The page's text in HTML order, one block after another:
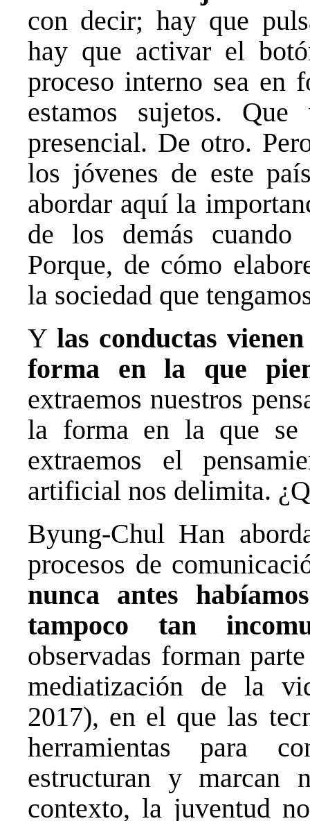
con decir; hay que
hay que activar el
proceso interno sea en
estamos sujetos.
presencial. De otro.
los jóvenes de este
abordar aquí la
de los demás cuando
Porque, de cómo
la sociedad que
Y las conductas
forma en la que
extraemos nuestros
la forma en la que
extraemos el
artificial nos delimita.
Byung-Chul Han
procesos de
nunca antes
tampoco tan
observadas forman
mediatización de la
2017), en el que las
herramientas para
estructuran y marcan
contexto, la juventud